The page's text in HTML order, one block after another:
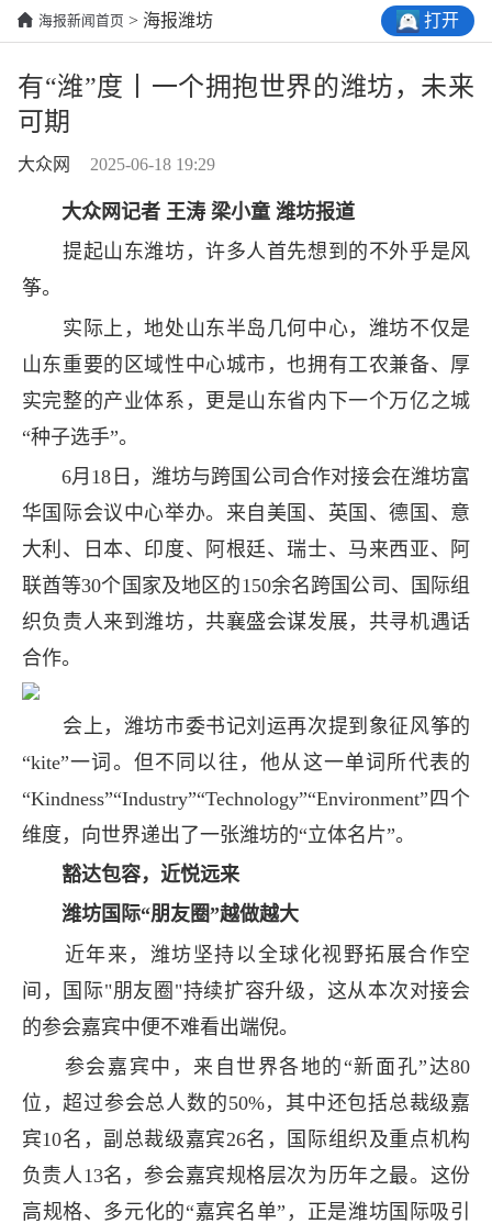
海报新闻首页 > 海报潍坊 打开
有“潍”度丨一个拥抱世界的潍坊，未来
可期
大众网 2025-06-18 19:29
大众网记者 王涛 梁小童 潍坊报道
提起山东潍坊，许多人首先想到的不外乎是风
筝。
实际上，地处山东半岛几何中心，潍坊不仅是
山东重要的区域性中心城市，也拥有工农兼备、厚
实完整的产业体系，更是山东省内下一个万亿之城
“种子选手”。
6月18日，潍坊与跨国公司合作对接会在潍坊富
华国际会议中心举办。来自美国、英国、德国、意
大利、日本、印度、阿根廷、瑞士、马来西亚、阿
联酋等30个国家及地区的150余名跨国公司、国际组
织负责人来到潍坊，共襄盛会谋发展，共寻机遇话
合作。
会上，潍坊市委书记刘运再次提到象征风筝的
“kite”一词。但不同以往，他从这一单词所代表的
“Kindness”“Industry”“Technology”“Environment”四个
维度，向世界递出了一张潍坊的“立体名片”。
豁达包容，近悦远来
潍坊国际“朋友圈”越做越大
近年来，潍坊坚持以全球化视野拓展合作空
间，国际"朋友圈"持续扩容升级，这从本次对接会
的参会嘉宾中便不难看出端倪。
参会嘉宾中，来自世界各地的“新面孔”达80
位，超过参会总人数的50%，其中还包括总裁级嘉
宾10名，副总裁级嘉宾26名，国际组织及重点机构
负责人13名，参会嘉宾规格层次为历年之最。这份
高规格、多元化的“嘉宾名单”，正是潍坊国际吸引